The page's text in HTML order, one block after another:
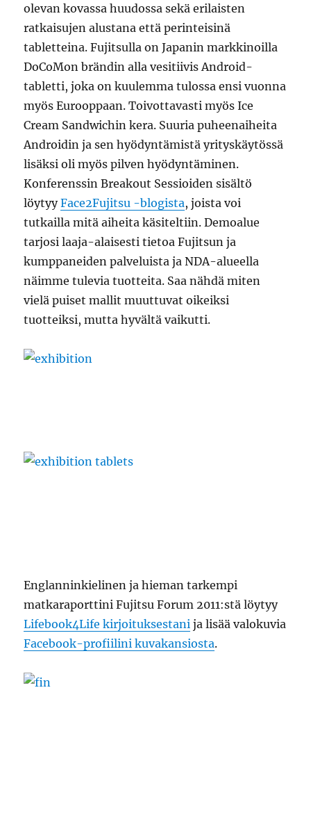
olevan kovassa huudossa sekä erilaisten
ratkaisujen alustana että perinteisinä
tabletteina. Fujitsulla on Japanin markkinoilla
DoCoMon brändin alla vesitiivis Android-
tabletti, joka on kuulemma tulossa ensi vuonna
myös Eurooppaan. Toivottavasti myös Ice
Cream Sandwichin kera. Suuria puheenaiheita
Androidin ja sen hyödyntämistä yrityskäytössä
lisäksi oli myös pilven hyödyntäminen.
Konferenssin Breakout Sessioiden sisältö
löytyyFace2Fujitsu -blogista, joista voi
tutkailla mitä aiheita käsiteltiin. Demoalue
tarjosi laaja-alaisesti tietoa Fujitsun ja
kumppaneiden palveluista ja NDA-alueella
näimme tulevia tuotteita. Saa nähdä miten
vielä puiset mallit muuttuvat oikeiksi
tuotteiksi, mutta hyvältä vaikutti.
Englanninkielinen ja hieman tarkempi
matkaraporttini Fujitsu Forum 2011:stä löytyy
Lifebook4Life kirjoituksestani ja lisää valokuvia
Facebook-profiilini kuvakansiosta.